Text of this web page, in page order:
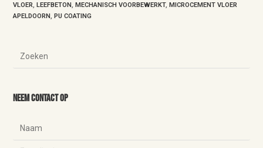
VLOER, LEEFBETON, MECHANISCH VOORBEWERKT, MICROCEMENT VLOER
APELDOORN, PU COATING
Neem contact op